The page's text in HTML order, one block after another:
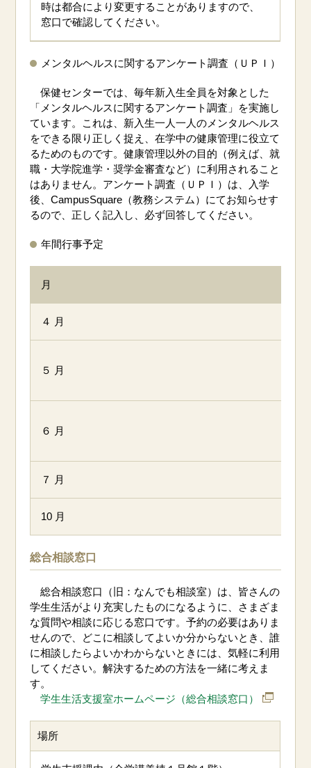
時は都合により変更することがありますので、
窓口で確認してください。
メンタルヘルスに関するアンケート調査（ＵＰＩ）
保健センターでは、毎年新入生全員を対象とした
「メンタルヘルスに関するアンケート調査」を実施し
ています。これは、新入生一人一人のメンタルヘルス
をできる限り正しく捉え、在学中の健康管理に役立て
るためのものです。健康管理以外の目的（例えば、就
職・大学院進学・奨学金審査など）に利用されること
はありません。アンケート調査（ＵＰＩ）は、入学
後、CampusSquare（教務システム）にてお知らせす
るので、正しく記入し、必ず回答してください。
年間行事予定
月
４ 月
５ 月
６ 月
７ 月
10 月
総合相談窓口
総合相談窓口（旧：なんでも相談室）は、皆さんの
学生生活がより充実したものになるように、さまざま
な質問や相談に応じる窓口です。予約の必要はありま
せんので、どこに相談してよいか分からないとき、誰
に相談したらよいかわからないときには、気軽に利用
してください。解決するための方法を一緒に考えま
す。
学生生活支援室ホームページ（総合相談窓口）
場所